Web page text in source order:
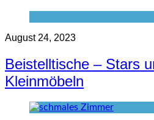
August 24, 2023
Beistelltische – Stars
Kleinmöbeln